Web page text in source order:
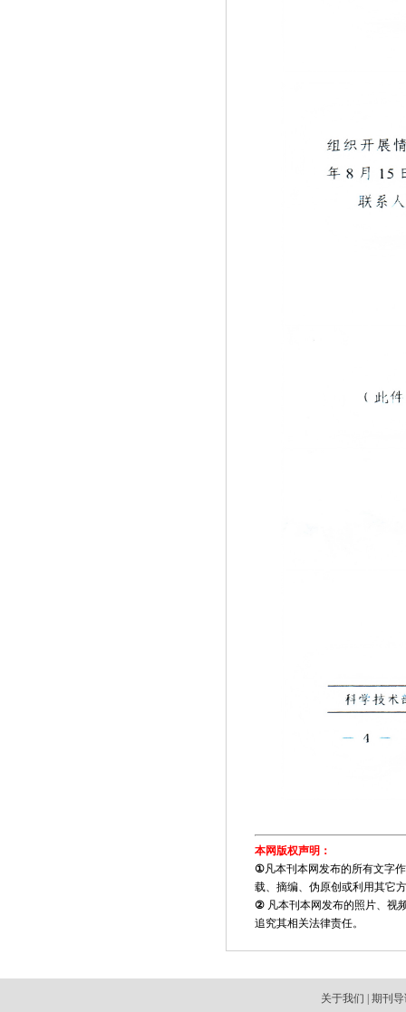
本网版权声明：
①凡本刊本网发布的所有文字
载、摘编、伪原创或利用其它
② 凡本刊本网发布的照片、视
追究其相关法律责任。
关于我们 期刊